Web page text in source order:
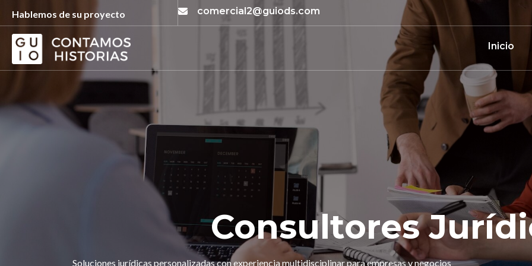
Hablemos de su proyecto comercial2@guiods.com
Inicio
Consultores
Soluciones jurídicas personalizadas con experiencia multidisciplinar para empresas y negocios